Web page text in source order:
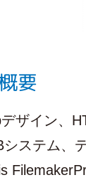
要
デザイン、
システム、